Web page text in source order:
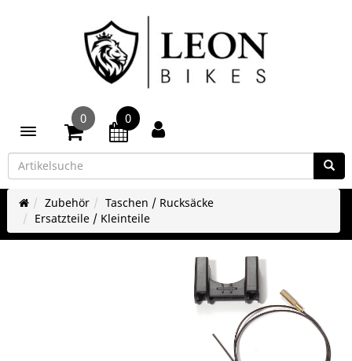
Toggle navigation
0 0
Zubehör
Taschen / Rucksäcke
Ersatzteile / Kleinteile